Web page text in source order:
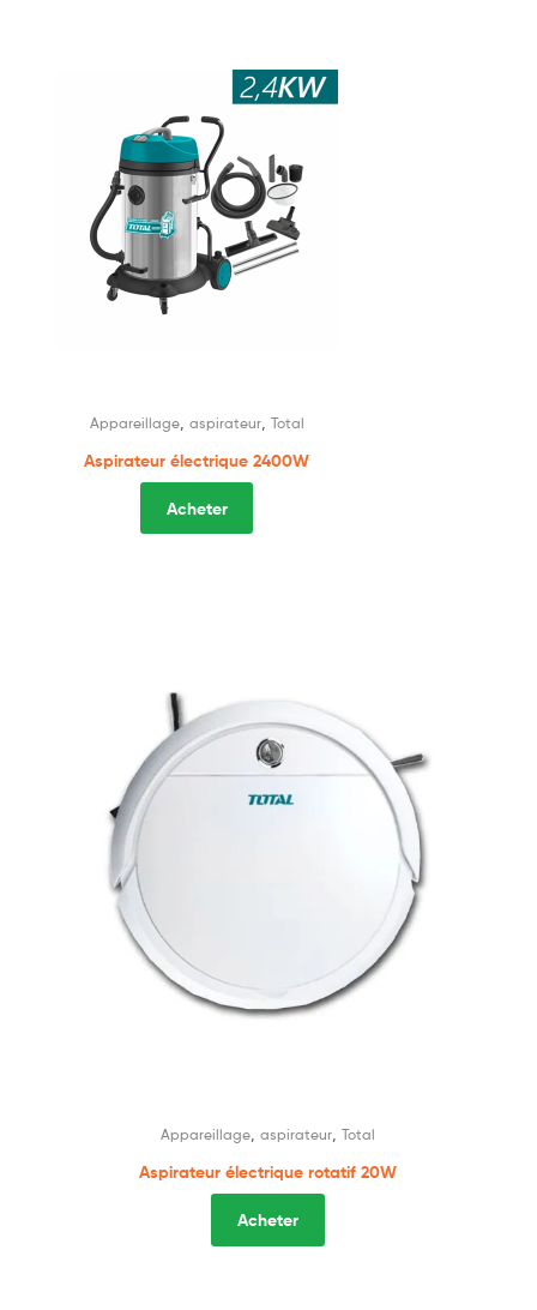
Appareillage, aspirateur, Total
Aspirateur électrique 2400W
Acheter
Appareillage aspirateur Total
Aspirateur électrique rotatif 20W
Acheter